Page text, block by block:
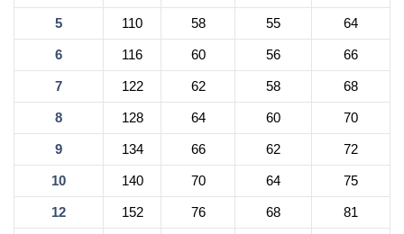
5 110 58 55 64
6 116 60 56 66
7 122 62 58 68
8 128 64 60 70
9 134 66 62 72
10 140 70 64 75
12 152 76 68 81